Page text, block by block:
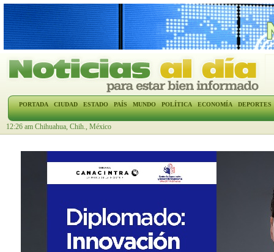
PORTADA CIUDAD ESTADO PAÍS MUNDO POLÍTICA ECONOMÍA DEPORTES
12:26 am Chihuahua, Chih., México